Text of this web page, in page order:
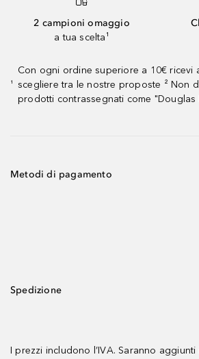
2 campioni omaggio
a tua scelta¹
¹
Con ogni ordine superiore a 10€ ricevi
scegliere tra le nostre proposte ² Non
prodotti contrassegnati come "Douglas
Metodi di pagamento
Spedizione
I prezzi includono l’IVA. Saranno aggiunti